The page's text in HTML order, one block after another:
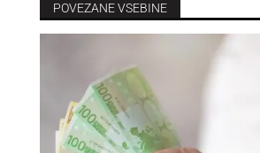
POVEZANE VSEBINE